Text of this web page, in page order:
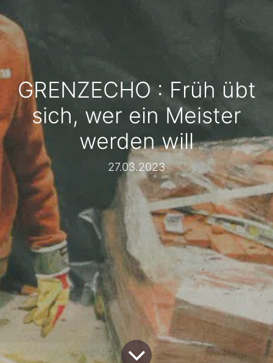
GRENZECHO : Früh übt
sich, wer ein Meister
werden will
27.03.2023